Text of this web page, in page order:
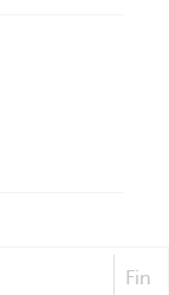
Fin